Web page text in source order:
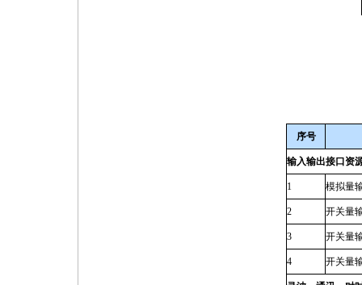
序号
输入输出接口资
1 模拟量
2 开关量
3 开关量
4 开关量